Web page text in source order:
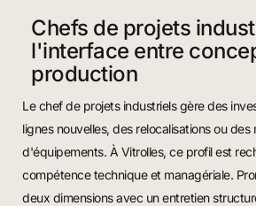
Chefs de projets
l'interface entre
production
Le chef de projets industriels gère des
lignes nouvelles, des relocalisations ou des
d'équipements. À Vitrolles, ce profil est
compétence technique et managériale.
deux dimensions avec un entretien